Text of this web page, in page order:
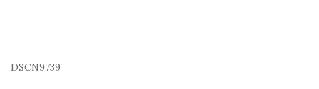
DSCN9739